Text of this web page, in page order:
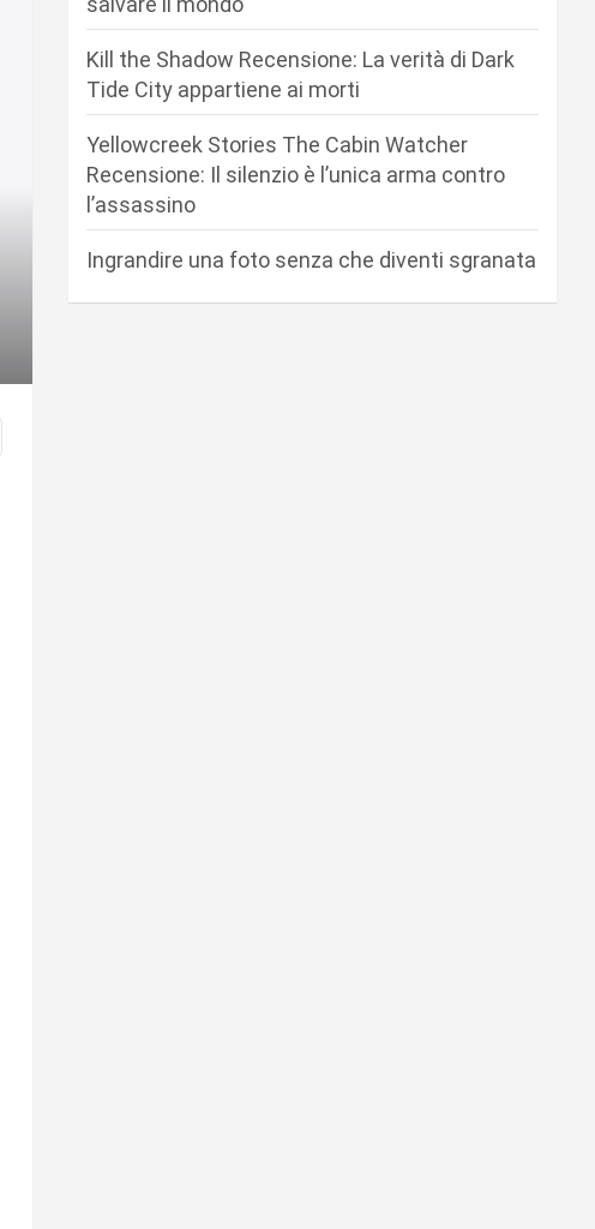
Kill the Shadow Recensione: La verità di Dark
Tide City appartiene ai morti
Yellowcreek Stories The Cabin Watcher
Recensione: Il silenzio è l’unica arma contro
l’assassino
Ingrandire una foto senza che diventi sgranata